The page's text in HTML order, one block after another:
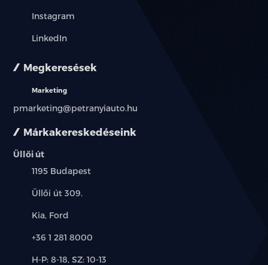
Márkakereskedéseink
Üllői út
Település:
1195 Budapest
Cím:
Üllői út 309.
Márkák:
Kia, Ford
Telefon:
+36 1 281 8000
Új-
H-P: 8-18, SZ: 10-13
Instagram
LinkedIn
Megkeresések
Marketing
pmarketing@petranyiauto.hu